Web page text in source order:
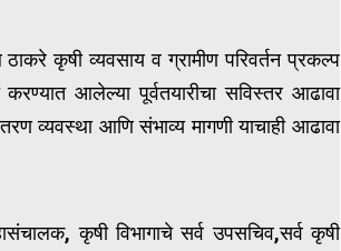
कृषी व्यवसाय व ग्रामीण परिवर्तन प्रकल्प
आलेल्या पूर्वतयारीचा सविस्तर आढावा
व्यवस्था आणि संभाव्य मागणी याचाही आढावा
कृषी विभागाचे सर्व उपसचिव,सर्व कृषी